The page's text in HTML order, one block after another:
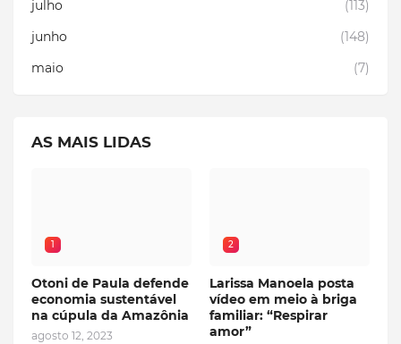
julho
(113)
junho
(148)
maio
(7)
AS MAIS LIDAS
1
Otoni de Paula defende
economia sustentável
na cúpula da Amazônia
agosto 12, 2023
2
Larissa Manoela posta
vídeo em meio à briga
familiar: “Respirar
amor”